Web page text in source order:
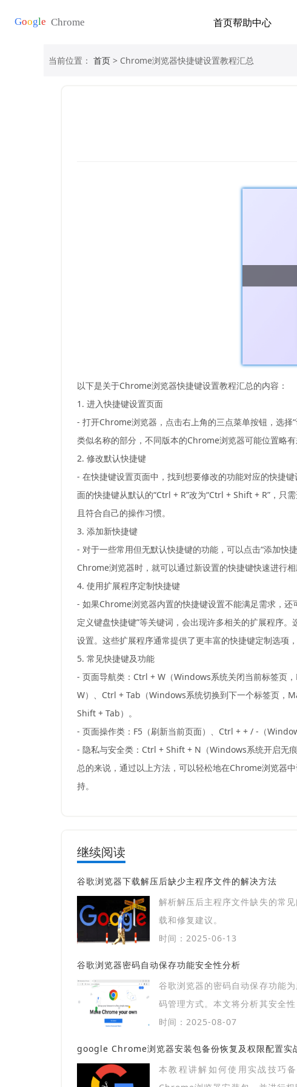
首页帮助中心
当前位置： 首页 > Chrome浏览器快捷键设置教程汇总
以下是关于Chrome浏览器快捷键设置教程汇总的内容：
1. 进入快捷键设置页面
- 打开Chrome浏览器，点击右上角的三点菜单按钮，选择
类似名称的部分，不同版本的Chrome浏览器可能位置略
2. 修改默认快捷键
- 在快捷键设置页面中，找到想要修改的功能对应的快捷
面的快捷键从默认的“Ctrl + R”改为“Ctrl + Shift + R”，只
且符合自己的操作习惯。
3. 添加新快捷键
- 对于一些常用但无默认快捷键的功能，可以点击“添加快
Chrome浏览器时，就可以通过新设置的快捷键快速进行相
4. 使用扩展程序定制快捷键
- 如果Chrome浏览器内置的快捷键设置不能满足需求，
定义键盘快捷键”等关键词，会出现许多相关的扩展程序
设置。这些扩展程序通常提供了更丰富的快捷键定制选项
5. 常见快捷键及功能
- 页面导航类：Ctrl + W（Windows系统关闭当前标签页
W）、Ctrl + Tab（Windows系统切换到下一个标签页，
Shift + Tab）。
- 页面操作类：F5（刷新当前页面）、Ctrl + + / -（
- 隐私与安全类：Ctrl + Shift + N（Windows系统开启无
总的来说，通过以上方法，可以轻松地在Chrome浏览器
持。
继续阅读
谷歌浏览器下载解压后缺少主程序文件的解决方法
解析解压后主程序文件缺失的常
载和修复建议。
时间：2025-06-13
谷歌浏览器密码自动保存功能安全性分析
谷歌浏览器的密码自动保存功能
码管理方式。本文将分析其安全
在使用此功能时保护个人信息，
时间：2025-08-07
google Chrome浏览器安装包备份恢复及权限配置实
本教程讲解如何使用实战技巧